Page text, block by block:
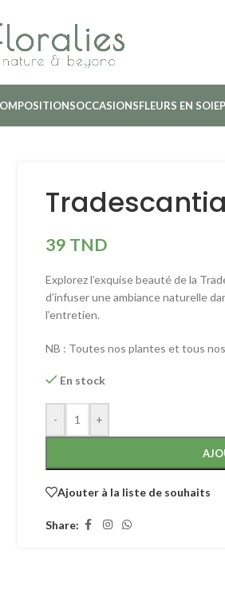
OCCASIONSFLEURS EN SOIE
39 TND
Explorez l’exquise beauté de la
d’infuser une ambiance naturelle
l’entretien.
NB : Toutes nos plantes et tous
En stock
- +
Ajouter à la liste de souhaits
Share: